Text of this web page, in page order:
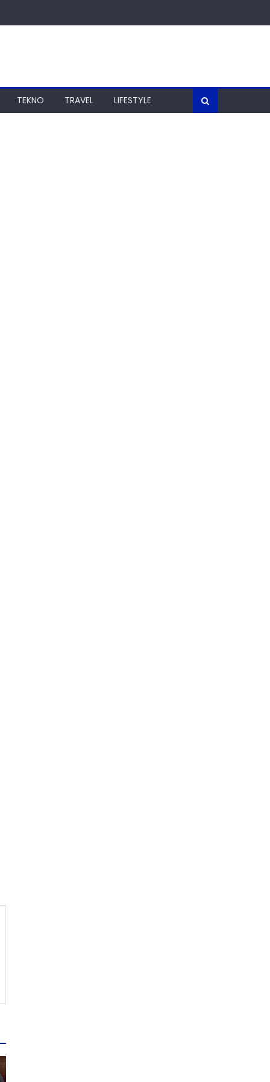
TEKNO TRAVEL LIFESTYLE